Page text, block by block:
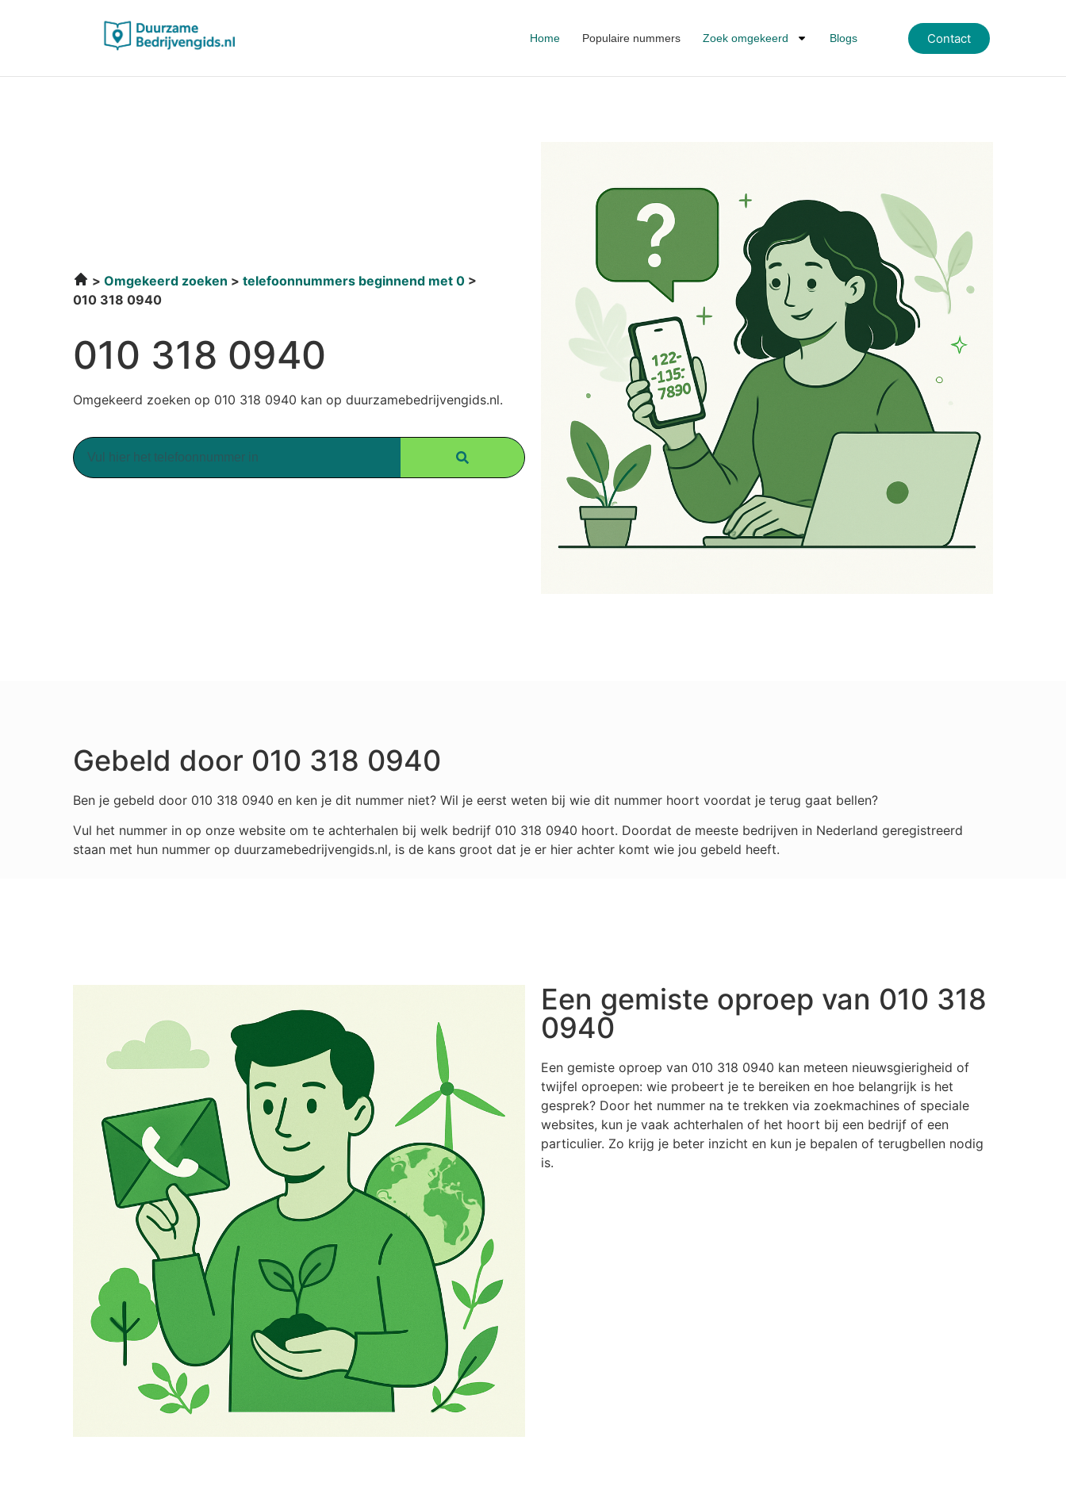
Home Populaire nummers Zoek omgekeerd Blogs Contact
Omgekeerd zoeken
telefoonnummers beginnend met 0
010 318 0940
010 318 0940
Omgekeerd zoeken op 010 318 0940 kan op duurzamebedrijvengids.nl.
Gebeld door 010 318 0940
Ben je gebeld door 010 318 0940 en ken je dit nummer niet? Wil je eerst weten bij wie dit nummer hoort voordat je terug gaat bellen?
Vul het nummer in op onze website om te achterhalen bij welk bedrijf 010 318 0940 hoort. Doordat de meeste bedrijven in Nederland geregistreerd
staan met hun nummer op duurzamebedrijvengids.nl, is de kans groot dat je er hier achter komt wie jou gebeld heeft.
Een gemiste oproep van 010 318
0940
Een gemiste oproep van 010 318 0940 kan meteen nieuwsgierigheid of
twijfel oproepen: wie probeert je te bereiken en hoe belangrijk is het
gesprek? Door het nummer na te trekken via zoekmachines of speciale
websites, kun je vaak achterhalen of het hoort bij een bedrijf of een
particulier. Zo krijg je beter inzicht en kun je bepalen of terugbellen nodig
is.